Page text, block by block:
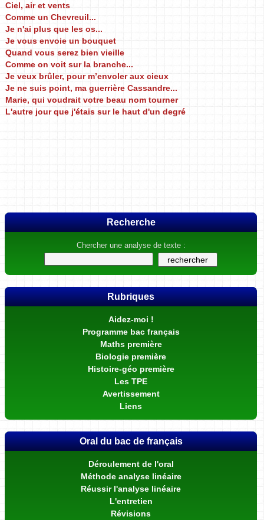
Recherche
Chercher une analyse de texte :
Rubriques
Aidez-moi !
Programme bac français
Maths première
Biologie première
Histoire-géo première
Les TPE
Avertissement
Liens
Oral du bac de français
Déroulement de l'oral
Méthode analyse linéaire
Réussir l'analyse linéaire
L'entretien
Révisions
Ciel, air et vents
Comme un Chevreuil...
Je n'ai plus que les os...
Je vous envoie un bouquet
Quand vous serez bien vieille
Comme on voit sur la branche...
Je veux brûler, pour m’envoler aux cieux
Je ne suis point, ma guerrière Cassandre...
Marie, qui voudrait votre beau nom tourner
L'autre jour que j'étais sur le haut d'un degré